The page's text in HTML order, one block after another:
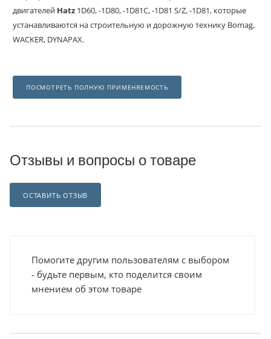
двигателей Hatz 1D60, -1D80, -1D81C, -1D81 S/Z, -1D81, которые
устанавливаются на строительную и дорожную технику Bomag,
WACKER, DYNAPAX.
ПОСМОТРЕТЬ ПОЛНУЮ ПРИМЕНЯЕМОСТЬ
Отзывы и вопросы о товаре
ОСТАВИТЬ ОТЗЫВ
Помогите другим пользователям с выбором
- будьте первым, кто поделится своим
мнением об этом товаре